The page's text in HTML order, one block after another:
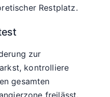
Restplatz.
zur
kontrolliere
gesamten